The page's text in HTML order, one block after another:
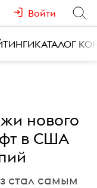
Войти
КАТАЛОГ
нового
в США
стал самым